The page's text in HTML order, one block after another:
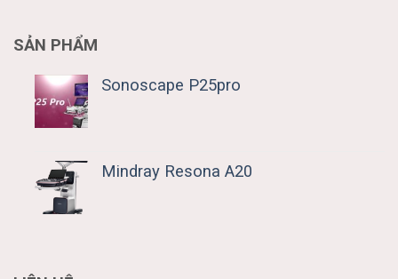
SẢN PHẨM
Sonoscape P25pro
Mindray Resona A20